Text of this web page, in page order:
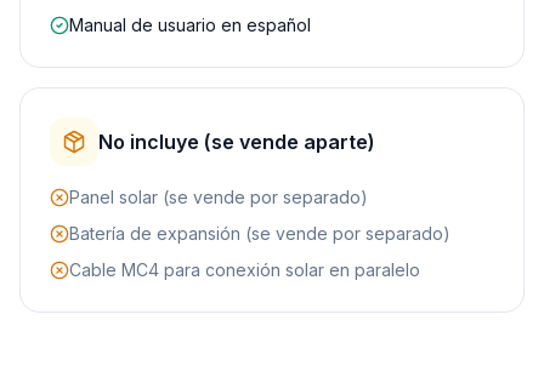
Manual de usuario en español
No incluye (se vende aparte)
Panel solar (se vende por separado)
Batería de expansión (se vende por separado)
Cable MC4 para conexión solar en paralelo